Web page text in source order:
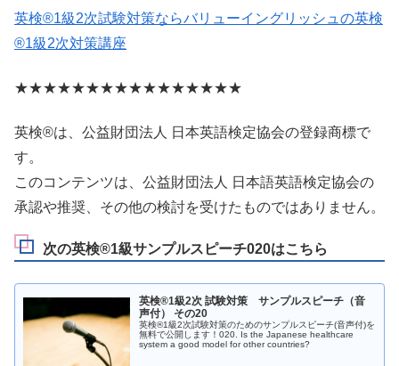
英検®1級2次試験対策ならバリューイングリッシュの英検
®1級2次対策講座
★★★★★★★★★★★★★★★★
英検®は、公益財団法人 日本英語検定協会の登録商標で
す。
このコンテンツは、公益財団法人 日本語英語検定協会の
承認や推奨、その他の検討を受けたものではありません。
次の英検®1級サンプルスピーチ020はこちら
英検®1級2次 試験対策 サンプルスピーチ（音
声付） その20
英検®1級2次試験対策のためのサンプルスピーチ(音声付)を
無料で公開します！020. Is the Japanese healthcare
system a good model for other countries?